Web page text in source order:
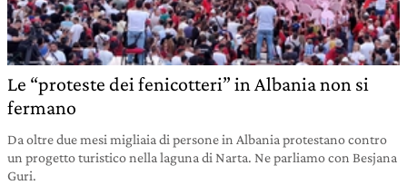
Le “proteste dei fenicotteri” in Albania non si
fermano
Da oltre due mesi migliaia di persone in Albania protestano contro
un progetto turistico nella laguna di Narta. Ne parliamo con Besjana
Guri.